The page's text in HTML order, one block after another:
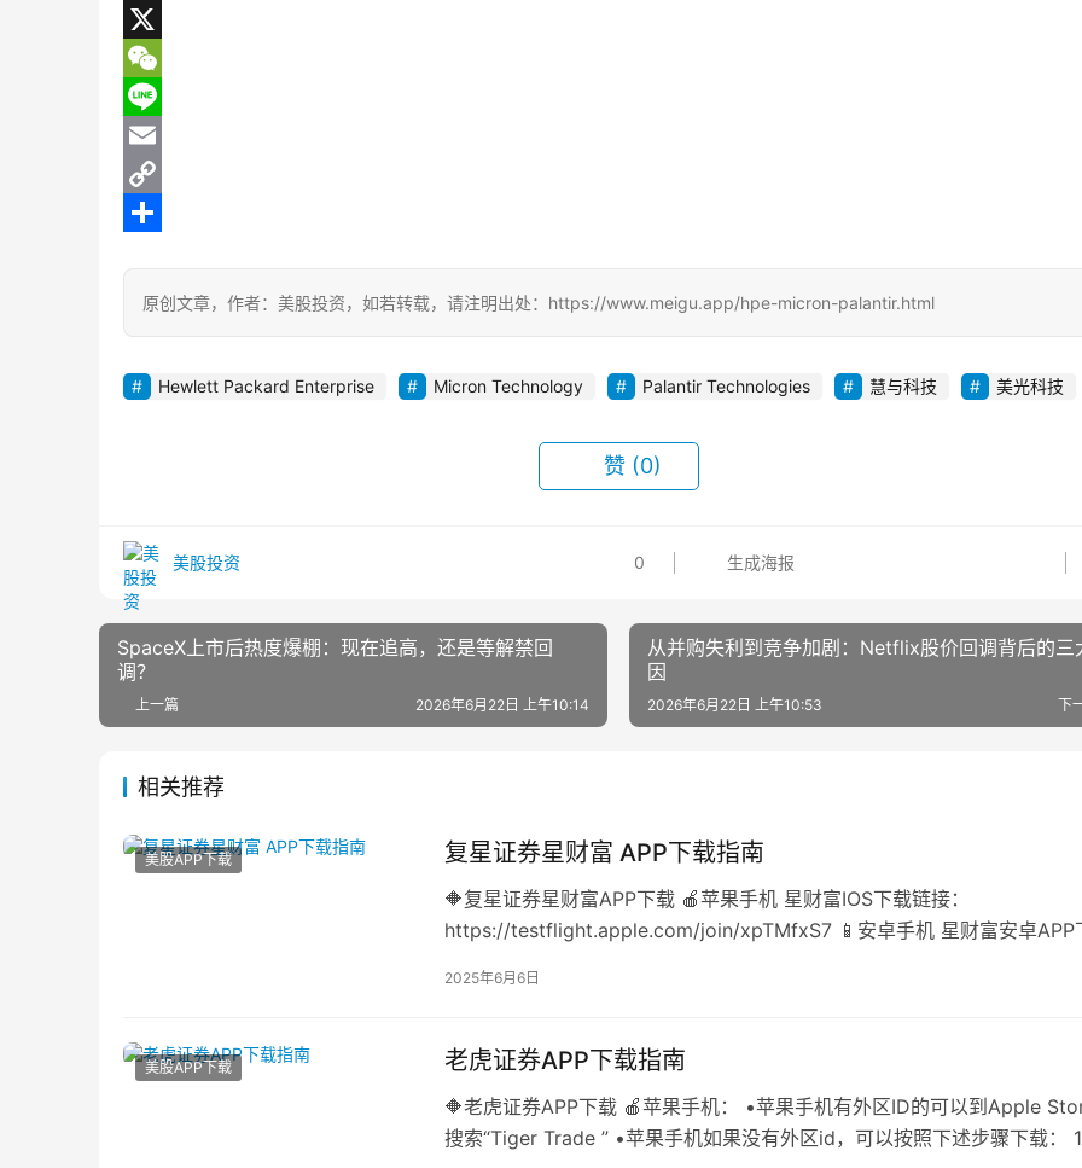
c
e
b
o
o
k
e
d
d
t
T
e
e
g
X
W
e
C
h
L
n
E
m
l
C
y
L
i
原创文章，作者：美股投资，如若转载，请注明出处：https://www.meigu.app/hpe-micron-palantir.html
Hewlett Packard Enterprise Micron Technology Palantir Technologies 慧与科技 美光科技
赞 (0)
美股投资 0 生成海报
SpaceX上市后热度爆棚：现在追高，还是等解禁回
调？
上一篇 2026年6月22日 上午10:14
从并购失利到竞争加剧：Netflix股价回调背后的三
因
下
2026年6月22日 上午10:53
相关推荐
美股APP下载 复星证券星财富 APP下载指南
🔶复星证券星财富APP下载 🍎苹果手机 星财富IOS下载链接：
https://testflight.apple.com/join/xpTMfxS7 📱安卓手机 星财富安卓APP
2025年6月6日
美股APP下载 老虎证券APP下载指南
🔶老虎证券APP下载 🍎苹果手机： •苹果手机有外区ID的可以到Apple
搜索“Tiger Trade ” •苹果手机如果没有外区id，可以按照下述步骤下载：